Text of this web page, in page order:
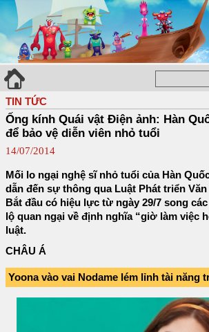
TIN TỨC
Ống kính Quái vật Điện ảnh: Hàn
để bảo vệ diễn viên nhỏ tuổi
14/07/2014
Mối lo ngại nghệ sĩ nhỏ tuổi của Hàn
dẫn đến sự thông qua Luật Phát triển
Bắt đầu có hiệu lực từ ngày 29/7 song
lộ quan ngại về định nghĩa “giờ làm việc
luật.
CHÂU Á
Yoona vào vai Nodame lém lỉnh tài năng